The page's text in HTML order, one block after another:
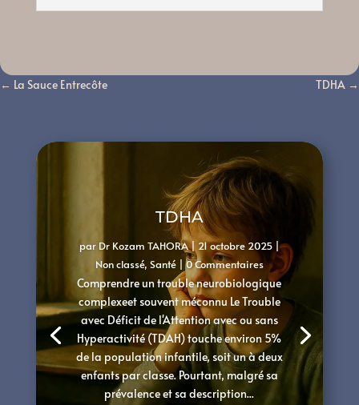
← La Sauce Entrecôte TDHA →
TDHA
par Dr Kozam TAHORA| 21 octobre 2025|
Non classé, Santé| 0 Commentaires
Comprendre un trouble neurobiologique
complexeet souvent méconnu Le Trouble
avec Déficit de l'Attention avec ou sans
Hyperactivité (TDAH) touche environ 5%
de la population infantile, soit un à deux
enfants par classe. Pourtant, malgré sa
prévalence et sa description...